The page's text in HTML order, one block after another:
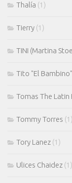
Thalía (1)
Tierry (1)
TINI (Martina
Tito "El Bambino"
Tomas The Latin
Tommy Torres (1)
Tory Lanez (1)
Ulices Chaidez (1)